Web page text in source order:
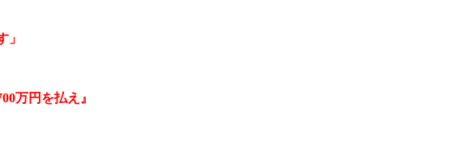
」
万円を払え』